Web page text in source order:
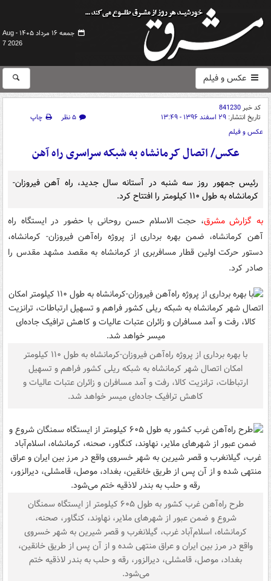
جمعه ۱۶ مرداد ۱۴۰۵ -
Aug
7 2026
عکس و فیلم
کد خبر841230
تاریخ انتشار: ۲۹ اسفند ۱۳۹۶ - ۱۳:۴۹ ۵ نظر
چاپ
عکس و فیلم
عکس/ اتصال کرمانشاه به شبکه سراسری راه آهن
رئیس جمهور روز سه شنبه در آستانه سال جدید، راه آهن فیروزان-
کرمانشاه به طول ۱۱۰ کیلومتر را افتتاح کرد.
به گزارش مشرق، حجت الاسلام حسن روحانی با حضور در ایستگاه راه
آهن کرمانشاه، ضمن بهره برداری از پروژه راه‌آهن فیروزان- کرمانشاه،
دستور حرکت اولین قطار مسافربری از کرمانشاه به مقصد مشهد مقدس را
صادر کرد.
با بهره برداری از پروژه راه‌آهن فیروزان-کرمانشاه به طول ۱۱۰ کیلومتر
امکان اتصال شهر کرمانشاه به شبکه ریلی کشور فراهم و تسهیل
ارتباطات، ترانزیت کالا، رفت و آمد مسافران و زائران عتبات عالیات و
کاهش ترافیک جاده‌ای میسر خواهد شد.
طرح راه‌آهن غرب کشور به طول ۶۰۵ کیلومتر از ایستگاه سمنگان
شروع و ضمن عبور از شهرهای ملایر، نهاوند، کنگاور، صحنه،
کرمانشاه، اسلام‌آباد غرب، گیلانغرب و قصر شیرین به شهر خسروی
واقع در مرز بین ایران و عراق منتهی شده و از آن پس از طریق خانقین،
بغداد، موصل، قامشلی، دیرالزور، رقه و حلب به بندر لاذقیه ختم
می‌شود.